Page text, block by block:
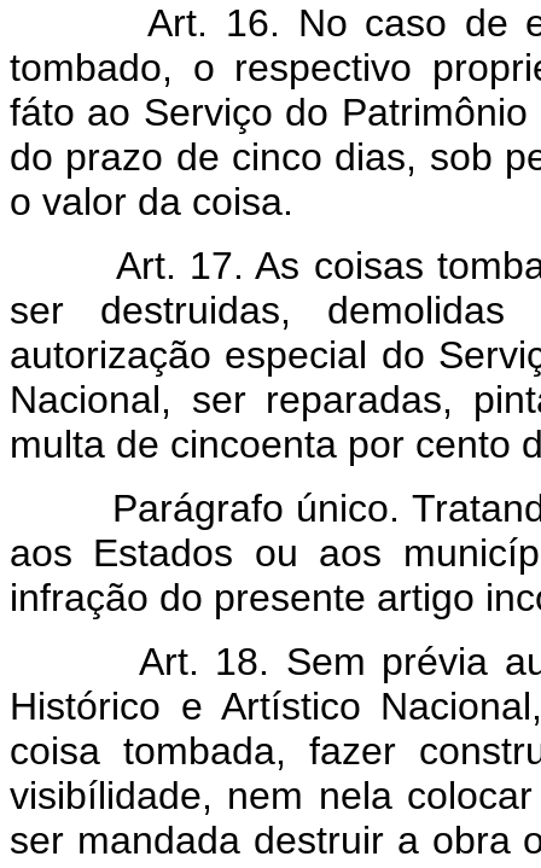
Art. 16. No caso de
tombado, o respectivo
fáto ao Serviço do
do prazo de cinco dias, sob
o valor da coisa.
Art. 17. As coisas
ser destruidas,
autorização especial do
Nacional, ser reparadas,
multa de cincoenta por cento
Parágrafo único.
aos Estados ou aos
infração do presente artigo
Art. 18. Sem prévia
Histórico e Artístico
coisa tombada, fazer
visibílidade, nem nela
ser mandada destruir a obra